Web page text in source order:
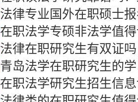
法律专业国外在职硕士
在职法学专硕非法学值
法律在职研究生有双证吗
青岛法学在职研究生的
在职法学研究生招生信息